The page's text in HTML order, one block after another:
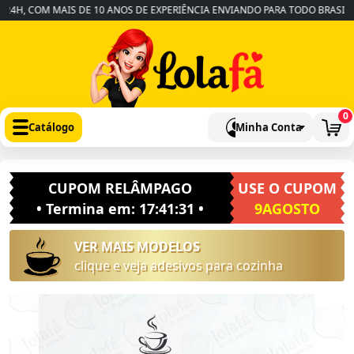
COM MAIS DE 10 ANOS DE EXPERIÊNCIA ENVIANDO PARA TODO BRASIL
Catálogo Minha Conta
0
CUPOM RELÂMPAGO
• Termina em: 17:41:31 •
USE O CUPOM
9AGOSTO
VER MAIS MODELOS
clique e veja adesivos para cozinha